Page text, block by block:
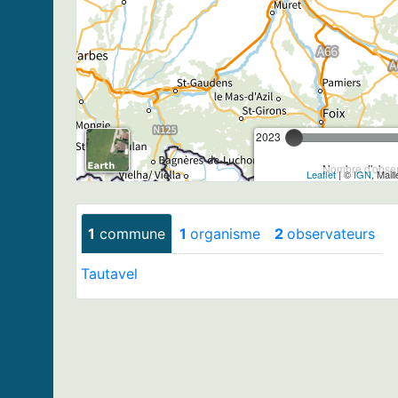
2023
Nombre
Leaflet| ©IGN,
1 commune 1 organisme 2 observateurs
Tautavel